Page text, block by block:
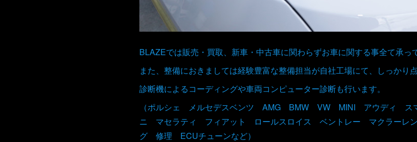
BLAZEでは販売・買取、新車・中古車に関わらずお車に関する事全て承っ
また、整備におきましては経験豊富な整備担当が自社工場にて、しっかり
診断機によるコーディングや車両コンピューター診断も行います。
（ポルシェ メルセデスベンツ AMG BMW VW MINI アウディ ス
ニ マセラティ フィアット ロールスロイス ベントレー マクラーレ
グ 修理 ECUチューンなど）